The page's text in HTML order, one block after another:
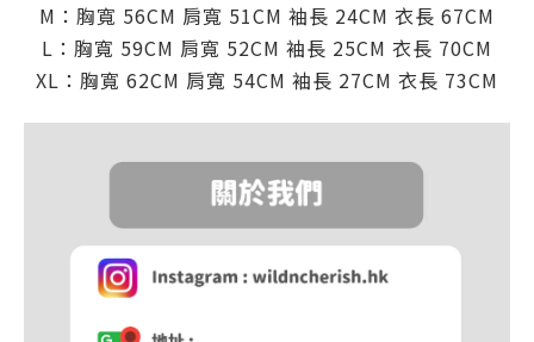
M：胸寬 56CM 肩寬 51CM 袖長 24CM 衣長 67CM
L：胸寬 59CM 肩寬 52CM 袖長 25CM 衣長 70CM
XL：胸寬 62CM 肩寬 54CM 袖長 27CM 衣長 73CM